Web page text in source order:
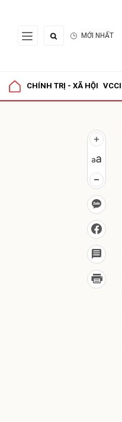
MỚI NHẤT
CHÍNH TRỊ - XÃ HỘI VCCI